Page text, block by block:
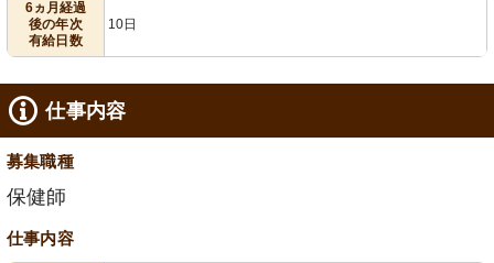
6ヵ月経過
後の年次
有給日数
10日
仕事内容
募集職種
保健師
仕事内容